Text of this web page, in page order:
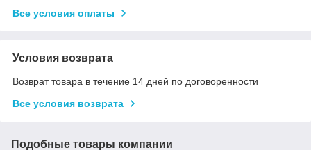
Все условия оплаты
Условия возврата
Возврат товара в течение 14 дней по договоренности
Все условия возврата
Подобные товары компании